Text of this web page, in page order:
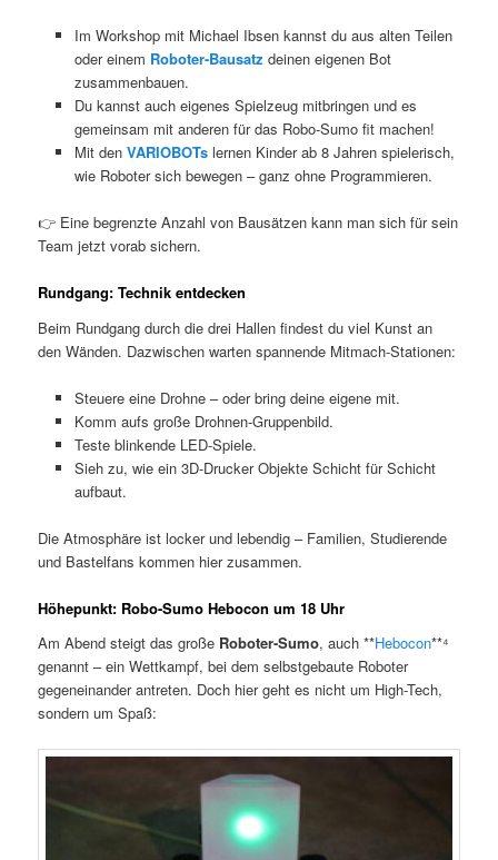
Im Workshop mit Michael Ibsen kannst du aus alten Teilen
oder einem Roboter-Bausatz deinen eigenen Bot
zusammenbauen.
Du kannst auch eigenes Spielzeug mitbringen und es
gemeinsam mit anderen für das Robo-Sumo fit machen!
Mit den VARIOBOTslernen Kinder ab 8 Jahren spielerisch,
wie Roboter sich bewegen – ganz ohne Programmieren.
👉 Eine begrenzte Anzahl von Bausätzen kann man sich für sein
Team jetzt vorab sichern.
Rundgang: Technik entdecken
Beim Rundgang durch die drei Hallen findest du viel Kunst an
den Wänden. Dazwischen warten spannende Mitmach-Stationen:
Steuere eine Drohne – oder bring deine eigene mit.
Komm aufs große Drohnen-Gruppenbild.
Teste blinkende LED-Spiele.
Sieh zu, wie ein 3D-Drucker Objekte Schicht für Schicht
aufbaut.
Die Atmosphäre ist locker und lebendig – Familien, Studierende
und Bastelfans kommen hier zusammen.
Höhepunkt: Robo-Sumo Hebocon um 18 Uhr
Am Abend steigt das große Roboter-Sumo, auch **Hebocon**⁴
genannt – ein Wettkampf, bei dem selbstgebaute Roboter
gegeneinander antreten. Doch hier geht es nicht um High-Tech,
sondern um Spaß: